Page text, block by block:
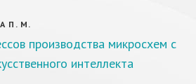
П. М.
производства микросхем с
интеллекта